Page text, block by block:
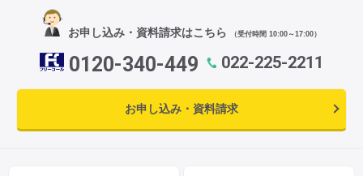
お申し込み・資料請求はこちら （受付時間 10:00～17:00）
0120-340-449 022-225-2211
お申し込み・資料請求